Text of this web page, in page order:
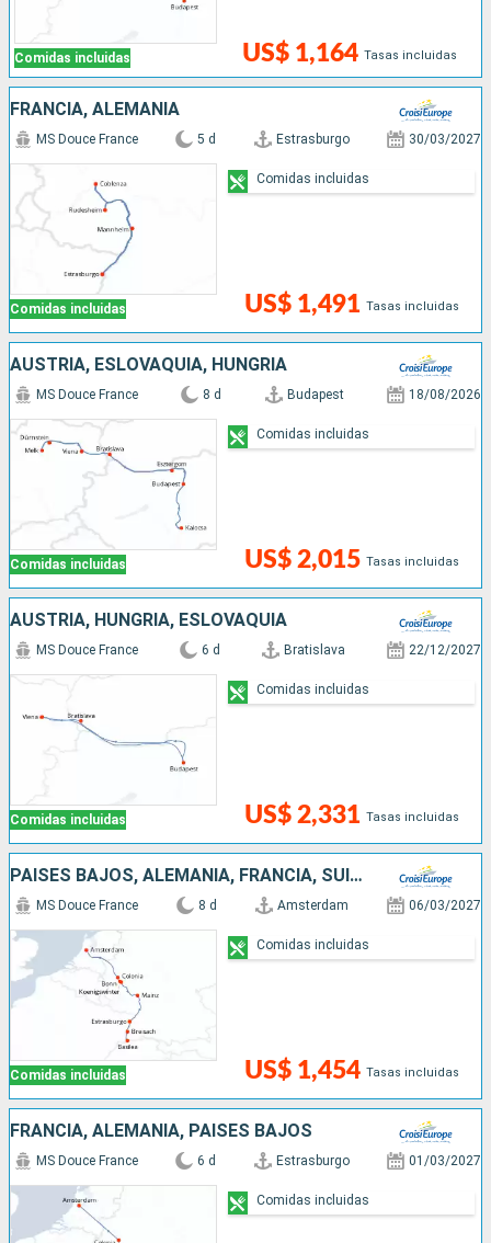
Comidas incluidas US$ 1,164 Tasas incluidas
FRANCIA, ALEMANIA
Comidas incluidas
MS Douce France 5 d Estrasburgo 30/03/2027
US$ 1,491 Tasas incluidas
Comidas incluidas
AUSTRIA, ESLOVAQUIA, HUNGRÍA
Comidas incluidas
MS Douce France 8 d Budapest 18/08/2026
US$ 2,015 Tasas incluidas
Comidas incluidas
AUSTRIA, HUNGRÍA, ESLOVAQUIA
Comidas incluidas
MS Douce France 6 d Bratislava 22/12/2027
US$ 2,331 Tasas incluidas
Comidas incluidas
PAISES BAJOS, ALEMANIA, FRANCIA, SUIZA
Comidas incluidas
MS Douce France 8 d Amsterdam 06/03/2027
US$ 1,454 Tasas incluidas
Comidas incluidas
FRANCIA, ALEMANIA, PAISES BAJOS
MS Douce France 6 d Estrasburgo 01/03/2027
Comidas incluidas